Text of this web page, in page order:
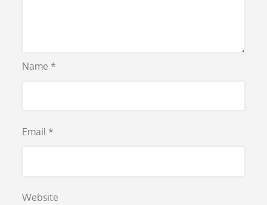
Name *
Email *
Website